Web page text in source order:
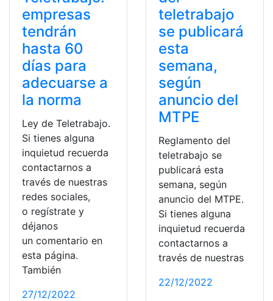
empresas
tendrán
hasta 60
días para
adecuarse a
la norma
Ley de Teletrabajo.
Si tienes alguna
inquietud recuerda
contactarnos a
través de nuestras
redes sociales,
o regístrate y
déjanos
un comentario en
esta página.
También
27/12/2022
teletrabajo
se publicará
esta
semana,
según
anuncio del
MTPE
Reglamento del
teletrabajo se
publicará esta
semana, según
anuncio del MTPE.
Si tienes alguna
inquietud recuerda
contactarnos a
través de nuestras
22/12/2022